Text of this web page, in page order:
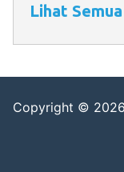
Lihat
Copyright ©